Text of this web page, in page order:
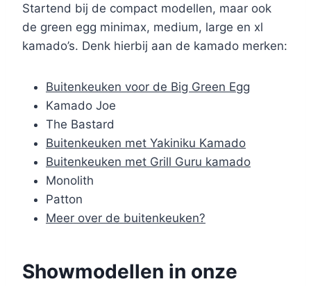
Startend bij de compact modellen, maar ook
de green egg minimax, medium, large en xl
kamado’s. Denk hierbij aan de kamado merken:
Buitenkeuken voor de Big Green Egg
Kamado Joe
The Bastard
Buitenkeuken met Yakiniku Kamado
Buitenkeuken met Grill Guru kamado
Monolith
Patton
Meer over de buitenkeuken?
Showmodellen in onze